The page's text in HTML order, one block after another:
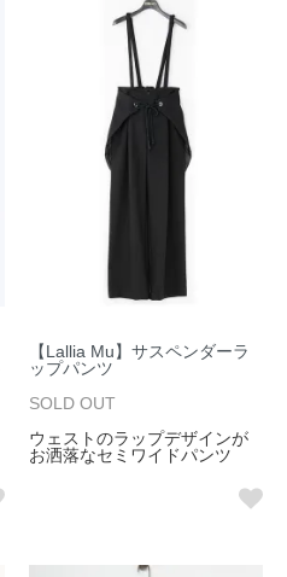
【Lallia Mu】サスペンダーラ
ップパンツ
SOLD OUT
ウェストのラップデザインが
お洒落なセミワイドパンツ